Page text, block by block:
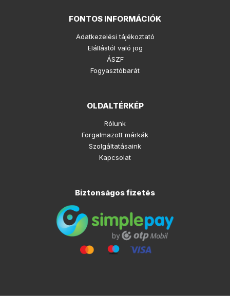
FONTOS INFORMÁCIÓK
Adatkezelési tájékoztató
Elállástól való jog
ÁSZF
Fogyasztóbarát
OLDALTÉRKÉP
Rólunk
Forgalmazott márkák
Szolgáltatásaink
Kapcsolat
Biztonságos fizetés